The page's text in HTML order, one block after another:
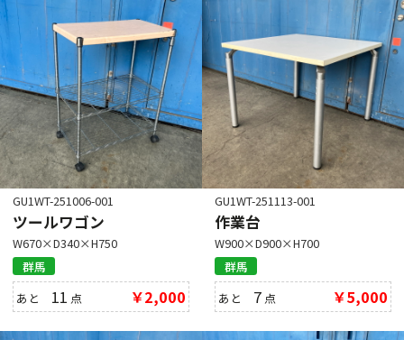
GU1WT-251006-001
ツールワゴン
W670×D340×H750
群馬
あと 11 点 ￥2,000
GU1WT-251113-001
作業台
W900×D900×H700
群馬
あと 7 点 ￥5,000